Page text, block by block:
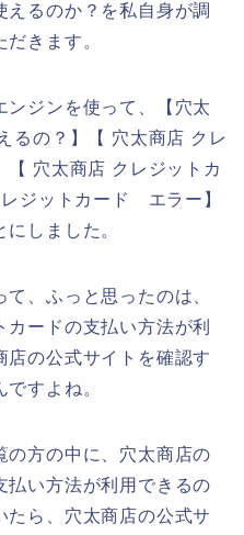
えるのか？を私自身が調
きます。
ンジンを使って、【穴太
の？】【 穴太商店 クレ
穴太商店 クレジットカ
ジットカード エラー】
しました。
、ふっと思ったのは、
ードの支払い方法が利
店の公式サイトを確認す
すよね。
の方の中に、穴太商店の
払い方法が利用できるの
たら、穴太商店の公式サ